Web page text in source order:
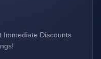
Immediate Discounts